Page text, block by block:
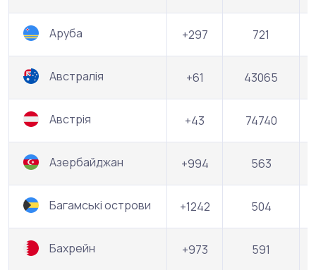
Аруба +297 721
Австралія +61 43065
Австрія +43 74740
Азербайджан +994 563
Багамські острови +1242 504
Бахрейн +973 591